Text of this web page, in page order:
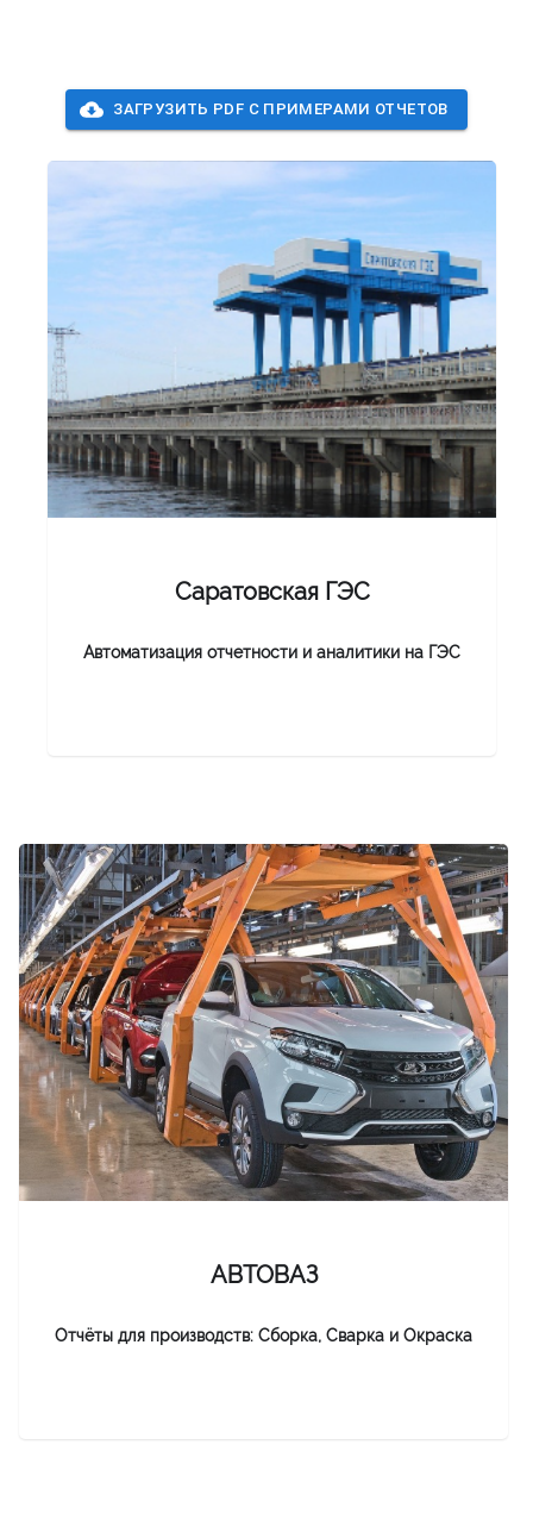
ЗАГРУЗИТЬ PDF С ПРИМЕРАМИ ОТЧЕТОВ
Саратовская ГЭС
Автоматизация отчетности и аналитики на ГЭС
АВТОВАЗ
Отчёты для производств: Сборка, Сварка и Окраска